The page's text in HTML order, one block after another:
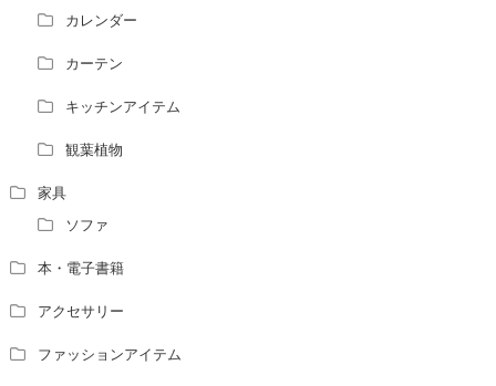
風水の流派について教えてください。
風水師になるには、どんな勉強をすればいいですか？
カレンダー
カーテン
キッチンアイテム
観葉植物
家具
ソファ
本・電子書籍
アクセサリー
ファッションアイテム